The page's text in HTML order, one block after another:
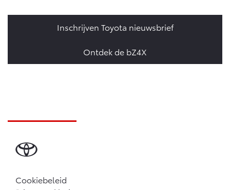
Inschrijven Toyota nieuwsbrief
Ontdek de bZ4X
Cookiebeleid